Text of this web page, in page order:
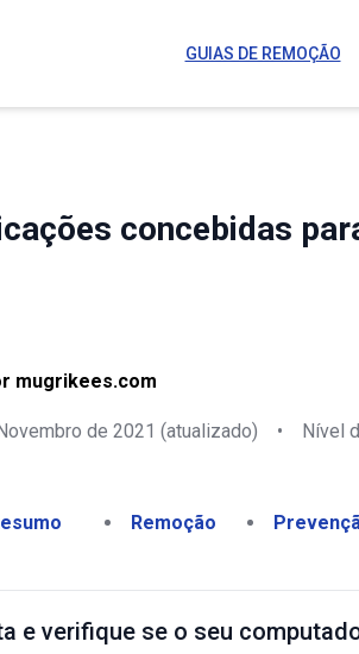
GUIAS DE REMOÇÃO
concebidas
mugrikees.com
de 2021 (atualizado) • Nível
Remoção
e verifique se o seu